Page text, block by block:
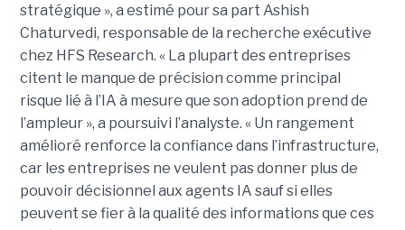
stratégique », a estimé pour sa part Ashish
Chaturvedi, responsable de la recherche exécutive
chez HFS Research. « La plupart des entreprises
citent le manque de précision comme principal
risque lié à l’IA à mesure que son adoption prend de
l’ampleur », a poursuivi l’analyste. « Un rangement
amélioré renforce la confiance dans l’infrastructure,
car les entreprises ne veulent pas donner plus de
pouvoir décisionnel aux agents IA sauf si elles
peuvent se fier à la qualité des informations que ces